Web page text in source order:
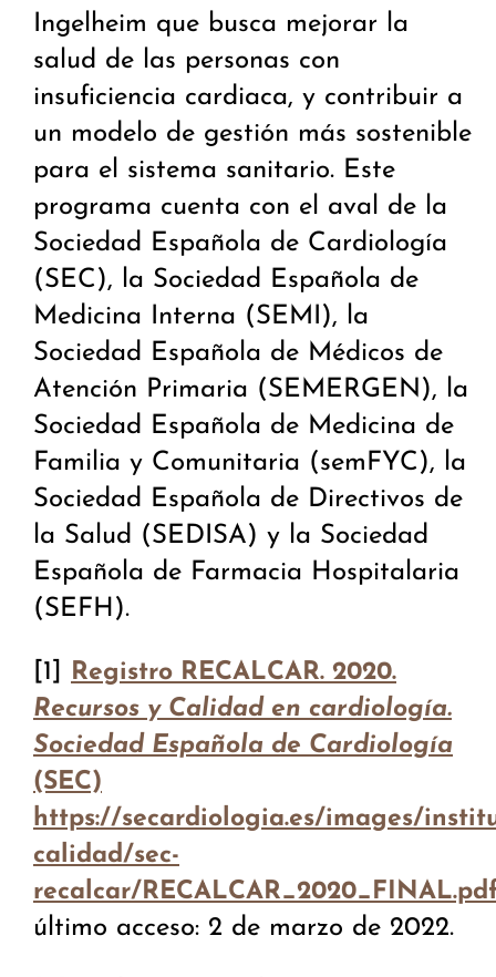
Ingelheim que busca mejorar la
salud de las personas con
insuficiencia cardiaca, y contribuir a
un modelo de gestión más sostenible
para el sistema sanitario. Este
programa cuenta con el aval de la
Sociedad Española de Cardiología
(SEC), la Sociedad Española de
Medicina Interna (SEMI), la
Sociedad Española de Médicos de
Atención Primaria (SEMERGEN), la
Sociedad Española de Medicina de
Familia y Comunitaria (semFYC), la
Sociedad Española de Directivos de
la Salud (SEDISA) y la Sociedad
Española de Farmacia Hospitalaria
(SEFH).
[1]
Registro RECALCAR. 2020.
Recursos y Calidad en cardiología.
Sociedad Española de Cardiología
(SEC)
https://secardiologia.es/images/
calidad/sec-
recalcar/
último acceso: 2 de marzo de 2022.